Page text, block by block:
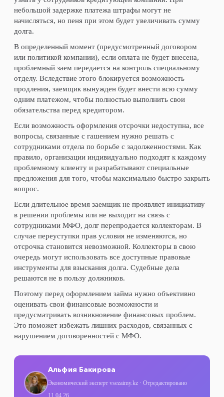
небольшой задержке платежа штрафы могут не
начисляться, но пеня при этом будет увеличивать сумму
долга.
В определенный момент (предусмотренный договором
или политикой компании), если оплата не будет внесена,
проблемный заем передается на контроль специальному
отделу. Вследствие этого блокируется возможность
продления, заемщик вынужден будет внести всю сумму
одним платежом, чтобы полностью выполнить свои
обязательства перед кредитором.
Если возможность оформления отсрочки недоступна, все
вопросы, связанные с гашением нужно решать с
сотрудниками отдела по борьбе с задолженностями. Как
правило, организации индивидуально подходят к каждому
проблемному клиенту и разрабатывают специальные
предложения для того, чтобы максимально быстро закрыть
вопрос.
Если длительное время заемщик не проявляет инициативу
в решении проблемы или не выходит на связь с
сотрудниками МФО, долг перепродается коллекторам. В
случае переуступки прав условия не изменяются, но
отсрочка становится невозможной. Коллекторы в свою
очередь могут использовать все доступные правовые
инструменты для взыскания долга. Судебные дела
решаются не в пользу должников.
Поэтому перед оформлением займа нужно объективно
оценивать свои финансовые возможности и
предусматривать возникновение финансовых проблем.
Это поможет избежать лишних расходов, связанных с
нарушением договоренностей с МФО.
Альфия Бакирова
Экономический эксперт vsezaimy.kz · Отредактировано
11.04.26